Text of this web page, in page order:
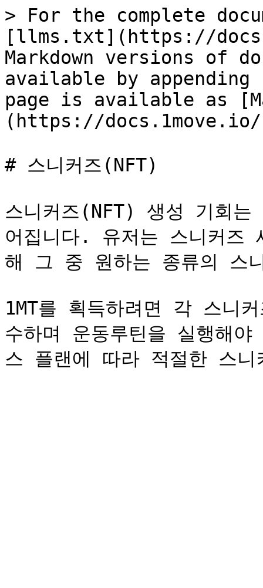
> For the complete
[llms.txt](https://
Markdown versions of
available by
page is available as
(https://
# 스니커즈(NFT)
스니커즈(NFT) 생성 기회는
어집니다. 유저는 스니커즈
해 그 중 원하는 종류의 스
1MT를 획득하려면 각 스니
수하며 운동루틴을 실행해